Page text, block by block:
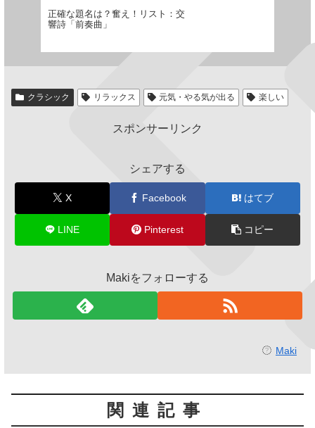
正確な題名は？奮え！リスト：交
響詩「前奏曲」
クラシック リラックス 元気・やる気が出る 楽しい
スポンサーリンク
シェアする
X Facebook はてブ
LINE Pinterest コピー
Makiをフォローする
Maki
関連記事